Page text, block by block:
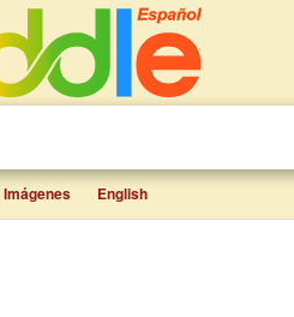
Imágenes English